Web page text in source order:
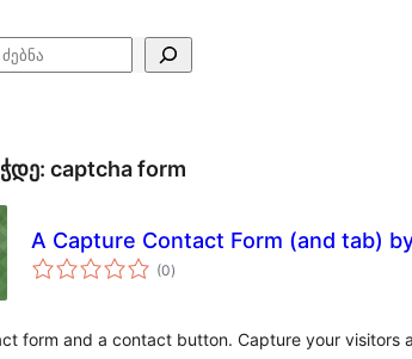
captcha form
A Capture Contact Form (and tab)
(0საერთო
რეიტინგი
)
form and a contact button. Capture your visitors